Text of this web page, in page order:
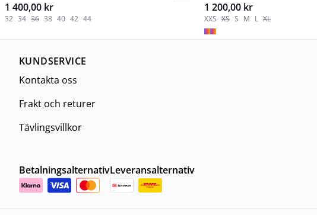
1 400,00 kr
32 34 36 38 40 42 44
1 200,00 kr
XXS XS S M L XL
KUNDSERVICE
Kontakta oss
Frakt och returer
Tävlingsvillkor
BetalningsalternativLeveransalternativ